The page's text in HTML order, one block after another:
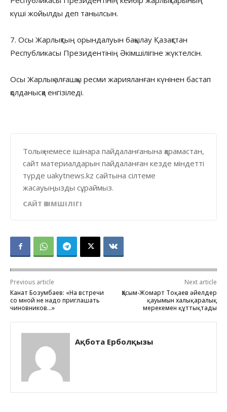
күші жойылды деп танылсын.
7. Осы Жарлықтың орындалуын бақылау Қазақстан
Республикасы Президентінің Әкімшілігіне жүктелсін.
Осы Жарлық алғашқы ресми жарияланған күнінен бастап
қолданысқа енгізіледі.
Толық немесе ішінара пайдаланғанына қарамастан,
сайт материалдарын пайдаланған кезде міндетті
түрде uakytnews.kz сайтына сілтеме
жасауыңызды сұраймыз.
САЙТ ӘКІМШІЛІГІ
Previous article
Канат Бозумбаев: «На встречи
со мной не надо приглашать
чиновников…»
Next article
Қасым-Жомарт Тоқаев әйелдер
қауымын халықаралық
мерекемен құттықтады
Ақбота Ерболқызы